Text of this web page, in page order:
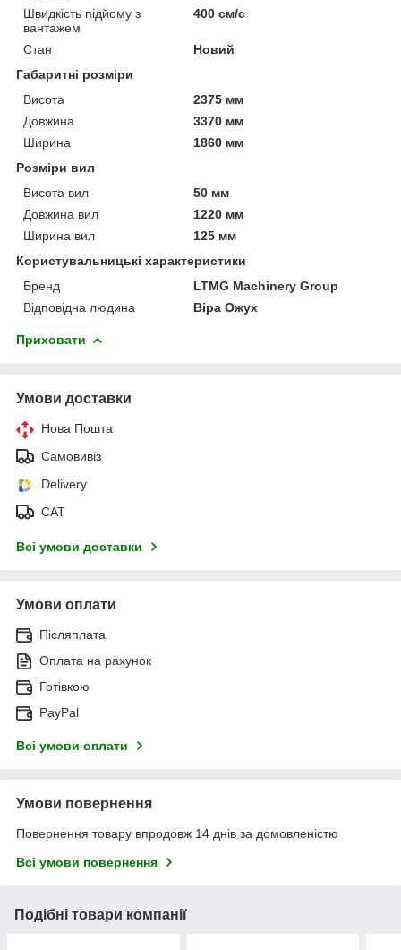
Швидкість підйому з
вантажем
400 см/с
Стан
Новий
Габаритні розміри
Висота
2375 мм
Довжина
3370 мм
Ширина
1860 мм
Розміри вил
Висота вил
50 мм
Довжина вил
1220 мм
Ширина вил
125 мм
Користувальницькі характеристики
Бренд
LTMG Machinery Group
Відповідна людина
Віра Ожух
Приховати
Умови доставки
Нова Пошта
Самовивіз
Delivery
САТ
Всі умови доставки
Умови оплати
Післяплата
Оплата на рахунок
Готівкою
PayPal
Всі умови оплати
Умови повернення
Повернення товару впродовж 14 днів за домовленістю
Всі умови повернення
Подібні товари компанії